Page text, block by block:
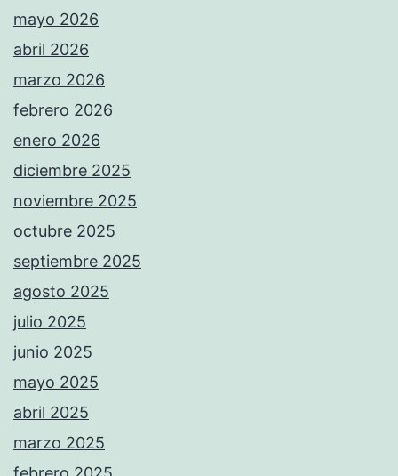
mayo 2026
abril 2026
marzo 2026
febrero 2026
enero 2026
diciembre 2025
noviembre 2025
octubre 2025
septiembre 2025
agosto 2025
julio 2025
junio 2025
mayo 2025
abril 2025
marzo 2025